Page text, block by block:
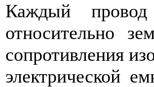
Каждый
относительно
сопротивления
электрической